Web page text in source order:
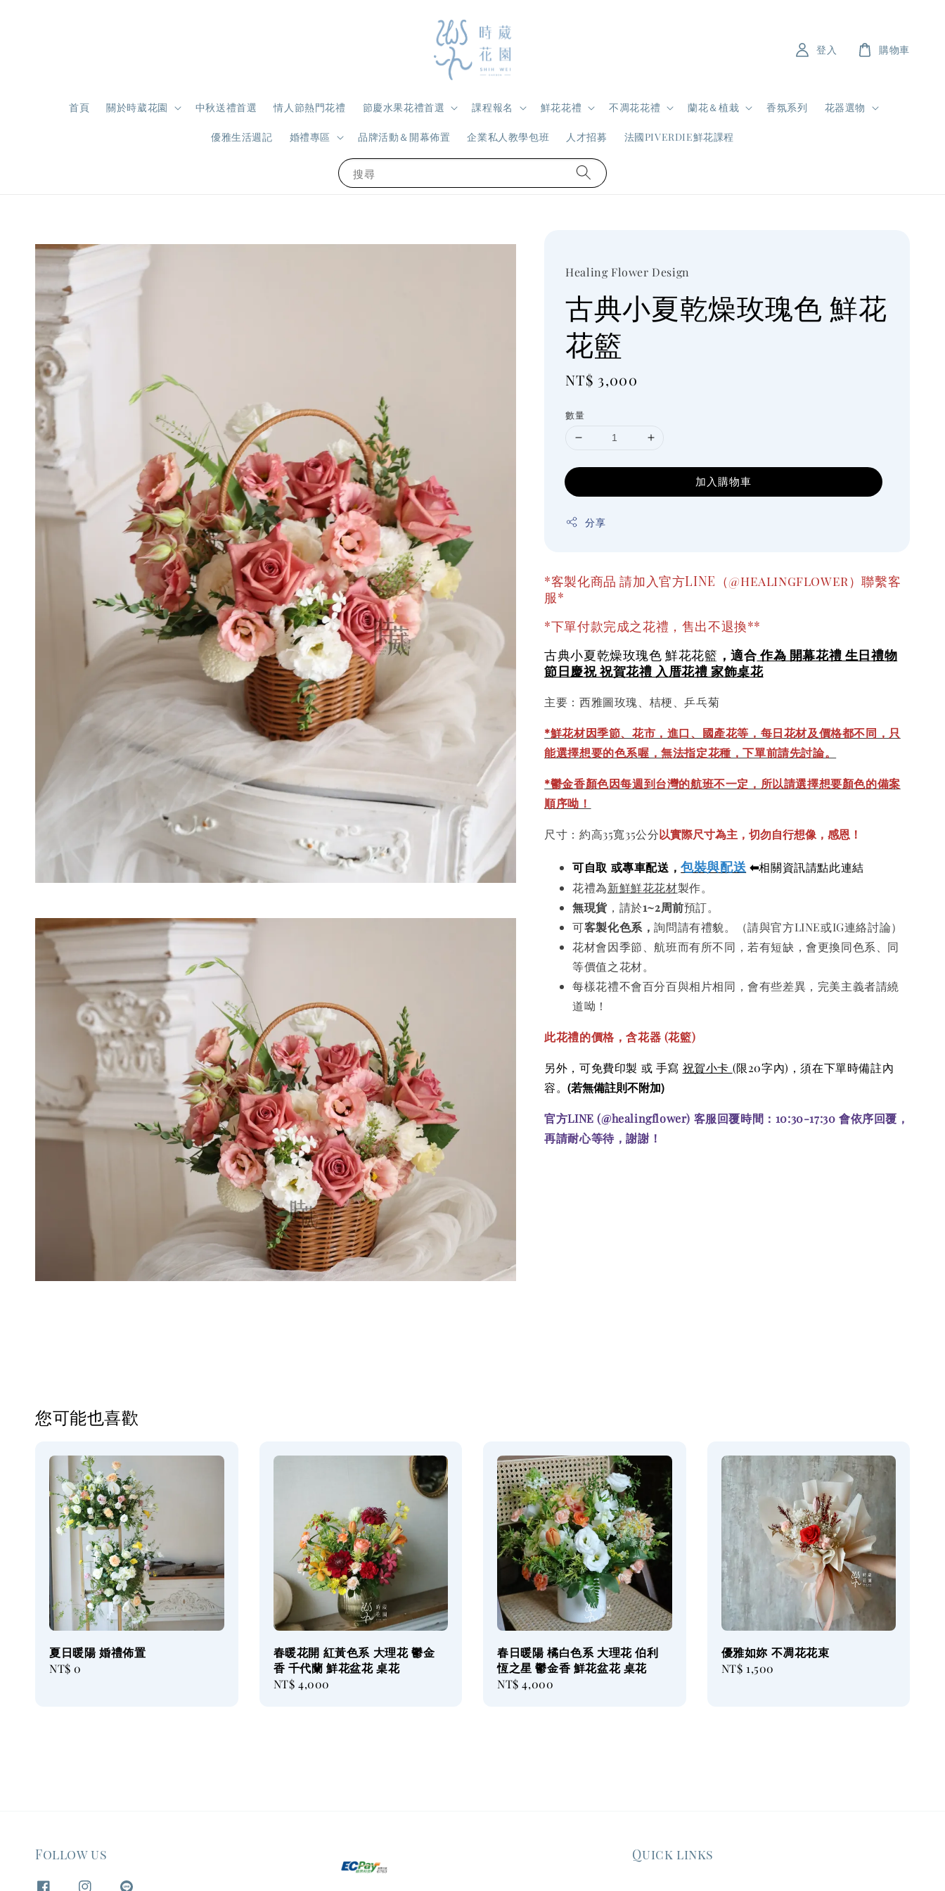
搜尋
首頁 關於時葳花園 中秋送禮首選 情人節熱門花禮 節慶水果花禮首選 課程報名 鮮花花禮 不凋花花禮 蘭花＆植栽 香氛系列 花器選物
優雅生活週記 婚禮專區 品牌活動＆開幕佈置 企業私人教學包班 人才招募 法國PIVERDIE鮮花課程
登入 購物車
Healing Flower Design
古典小夏乾燥玫瑰色 鮮花
花籃
Regular
NT$ 3,000
數量
加入購物車
分享
*客製化商品 請加入官方LINE（@healingflower）聯繫客
服*
*下單付款完成之花禮，售出不退換**
古典小夏乾燥玫瑰色 鮮花花籃 ，適合作為 開幕花禮 生日禮物
節日慶祝 祝賀花禮 入厝花禮 家飾桌花
主要：西雅圖玫瑰、桔梗、乒乓菊
*鮮花材因季節、花市，進口、國產花等，每日花材及價格都不同，只
能選擇想要的色系喔，無法指定花種，下單前請先討論。
*鬱金香顏色因每週到台灣的航班不一定，所以請選擇想要顏色的備案
順序呦！
尺寸：約高35寬35公分以實際尺寸為主，切勿自行想像，感恩！
可自取 或專車配送，包裝與配送 ⬅相關資訊請點此連結
花禮為新鮮鮮花花材製作。
無現貨 ，請於1~2周前預訂。
可客製化色系，詢問請有禮貌。（請與官方LINE或IG連絡討論）
花材會因季節、航班而有所不同，若有短缺，會更換同色系、同
等價值之花材。
每樣花禮不會百分百與相片相同，會有些差異，完美主義者請繞
道呦！
此花禮的價格，含花器 (花籃)
另外，可免費印製 或 手寫 祝賀小卡 (限20字內)，須在下單時備註內
容。(若無備註則不附加)
官方LINE (@healingflower) 客服回覆時間：10:30-17:30 會依序回覆，
再請耐心等待，謝謝！
您可能也喜歡
夏日暖陽 婚禮佈置
Regular
NT$ 0
春暖花開 紅黃色系 大理花 鬱金
香 千代蘭 鮮花盆花 桌花
Regular
NT$ 4,000
春日暖陽 橘白色系 大理花 伯利
恆之星 鬱金香 鮮花盆花 桌花
Regular
NT$ 4,000
優雅如妳 不凋花花束
Regular
NT$ 1,500
Follow us Quick links